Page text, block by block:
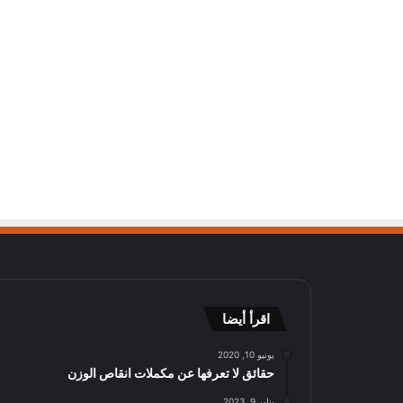
اقرأ أيضا
يونيو 10, 2020
حقائق لا تعرفها عن مكملات انقاص الوزن